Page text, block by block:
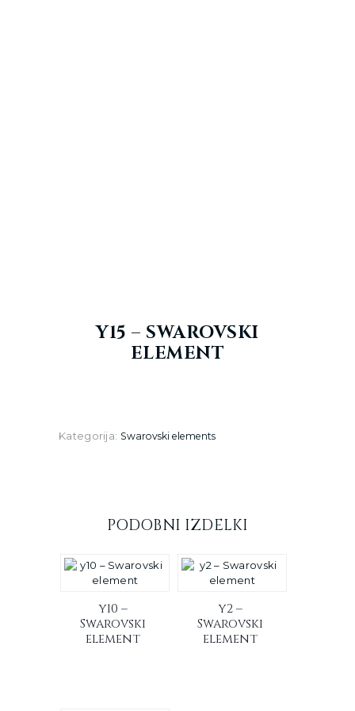
Y15 – SWAROVSKI
ELEMENT
Kategorija: Swarovski elements
PODOBNI IZDELKI
y10 –
Swarovski
element
y2 –
Swarovski
element